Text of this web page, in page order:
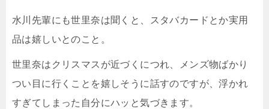
水川先輩にも世里奈は聞くと、スタバカードとか実用
品は嬉しいとのこと。
世里奈はクリスマスが近づくにつれ、メンズ物ばかり
つい目に行くことを嬉しそうに話すのですが、浮かれ
すぎてしまった自分にハッと気づきます。